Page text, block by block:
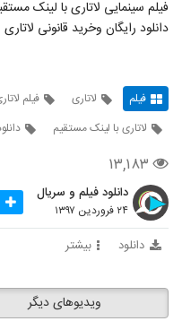
فیلم سینمایی لاتاری با لینک
دانلود رایگان وخرید قانونی لاتاری
فیلم لاتاری فیلم
لاتاری با لینک مستقیم
۱۳,۱۸۳
دانلود فیلم و سریال
۲۴ فروردین ۱۳۹۷
دانلود بیشتر
ویدیوهای دیگر